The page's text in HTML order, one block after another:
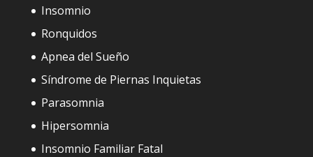
Insomnio
Ronquidos
Apnea del Sueño
Síndrome de Piernas Inquietas
Parasomnia
Hipersomnia
Insomnio Familiar Fatal